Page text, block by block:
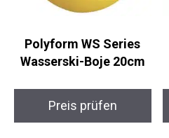
Polyform WS Series
Wasserski-Boje 20cm
Preis prüfen